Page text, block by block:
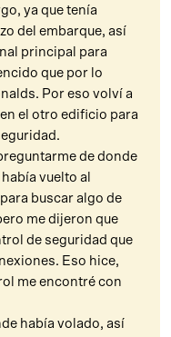
ya que tenía
del embarque, así
principal para
que por lo
Por eso volví a
el otro edificio para
de donde
vuelto al
buscar algo de
me dijeron que
de seguridad que
Eso hice,
me encontré con
había volado, así